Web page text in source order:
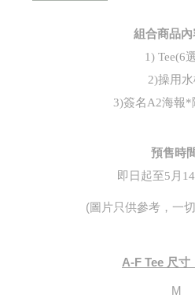
組合商品內
1) Tee(6
2)操用
3)簽名A2海報*
預售時
即日起至5月14
(圖片只供參考，一
A-F Tee 尺寸
M